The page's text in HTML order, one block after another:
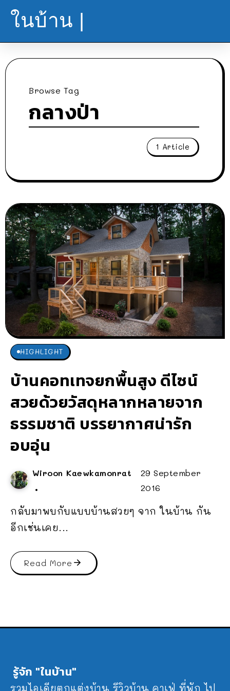
ในบ้าน |
Browse Tag
กลางป่า
1 Article
HIGHLIGHT
บ้านคอทเทจยกพื้นสูง ดีไซน์
สวยด้วยวัสดุหลากหลายจาก
ธรรมชาติ บรรยากาศน่ารัก
อบอุ่น
Wiroon Kaewkamonrat
29 September
2016
กลับมาพบกับแบบบ้านสวยๆ จาก ในบ้าน กัน
อีกเช่นเคย...
Read More
รู้จัก "ในบ้าน"
รวมไอเดียตกแต่งบ้าน รีวิวบ้าน คาเฟ่ ที่พัก ไป